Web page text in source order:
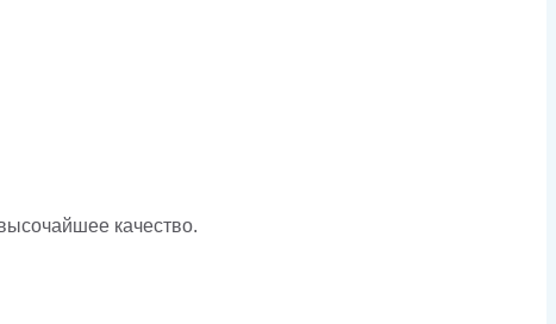
качество.